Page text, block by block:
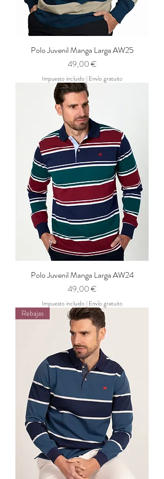
Polo Juvenil Manga Larga AW25
Precio
49,00 €
Impuesto incluido| Envío gratuito
Polo Juvenil Manga Larga AW24
Precio
49,00 €
Impuesto incluido| Envío gratuito
Rebajas